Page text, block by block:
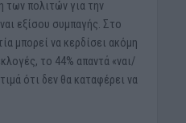
των πολιτών για την
εξίσου συμπαγής. Στο
μπορεί να κερδίσει ακόμη
το 44% απαντά «ναι/
ότι δεν θα καταφέρει να